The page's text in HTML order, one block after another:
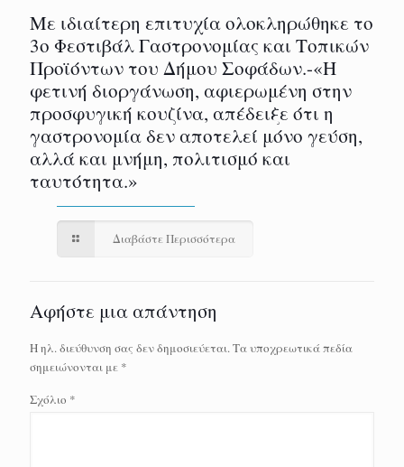
Με ιδιαίτερη επιτυχία ολοκληρώθηκε το
3ο Φεστιβάλ Γαστρονομίας και Τοπικών
Προϊόντων του Δήμου Σοφάδων.-«Η
φετινή διοργάνωση, αφιερωμένη στην
προσφυγική κουζίνα, απέδειξε ότι η
γαστρονομία δεν αποτελεί μόνο γεύση,
αλλά και μνήμη, πολιτισμό και
ταυτότητα.»
Διαβάστε Περισσότερα
Αφήστε μια απάντηση
Η ηλ. διεύθυνση σας δεν δημοσιεύεται.Τα υποχρεωτικά πεδία
σημειώνονται με *
Σχόλιο *